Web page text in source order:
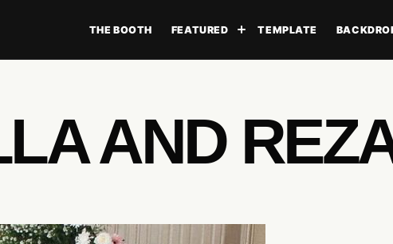
THE BOOTH FEATURED Toggle submenu
TEMPLATE
AND